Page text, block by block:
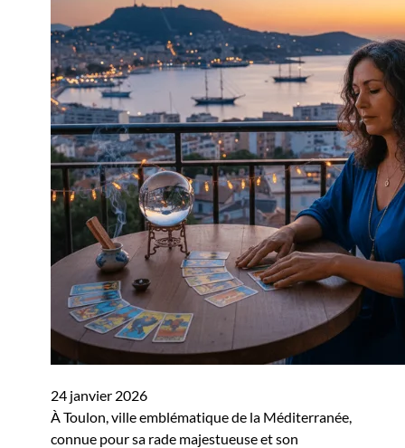
24 janvier 2026
À Toulon, ville emblématique de la Méditerranée,
connue pour sa rade majestueuse et son